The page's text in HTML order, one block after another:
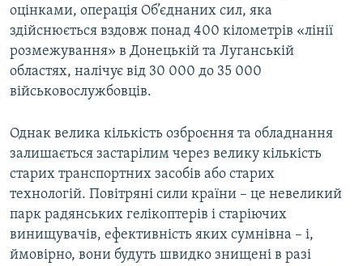
оцінками, операція Об’єднаних сил, яка
здійснюється вздовж понад 400 кілометрів «лінії
розмежування» в Донецькій та Луганській
областях, налічує від 30 000 до 35 000
військовослужбовців.
Однак велика кількість озброєння та обладнання
залишається застарілим через велику кількість
старих транспортних засобів або старих
технологій. Повітряні сили країни – це невеликий
парк радянських гелікоптерів і старіючих
винищувачів, ефективність яких сумнівна – і,
ймовірно, вони будуть швидко знищені в разі